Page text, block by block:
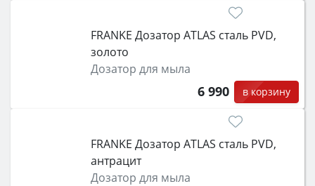
FRANKE Дозатор ATLAS сталь PVD,
золото
Дозатор для мыла
6 990 в корзину
FRANKE Дозатор ATLAS сталь PVD,
антрацит
Дозатор для мыла